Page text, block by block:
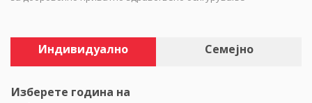
Индивидуално Семејно
Изберете година на